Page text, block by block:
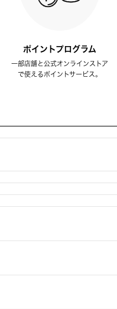
ポイントプログラム
一部店舗と公式オンラインストア
で使えるポイントサービス。